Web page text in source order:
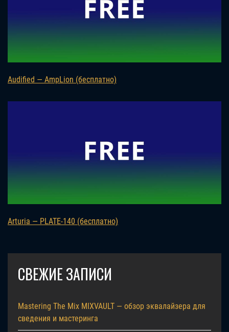
Audified — AmpLion (бесплатно)
Arturia — PLATE-140 (бесплатно)
СВЕЖИЕ ЗАПИСИ
Mastering The Mix MIXVAULT — обзор эквалайзера для
сведения и мастеринга